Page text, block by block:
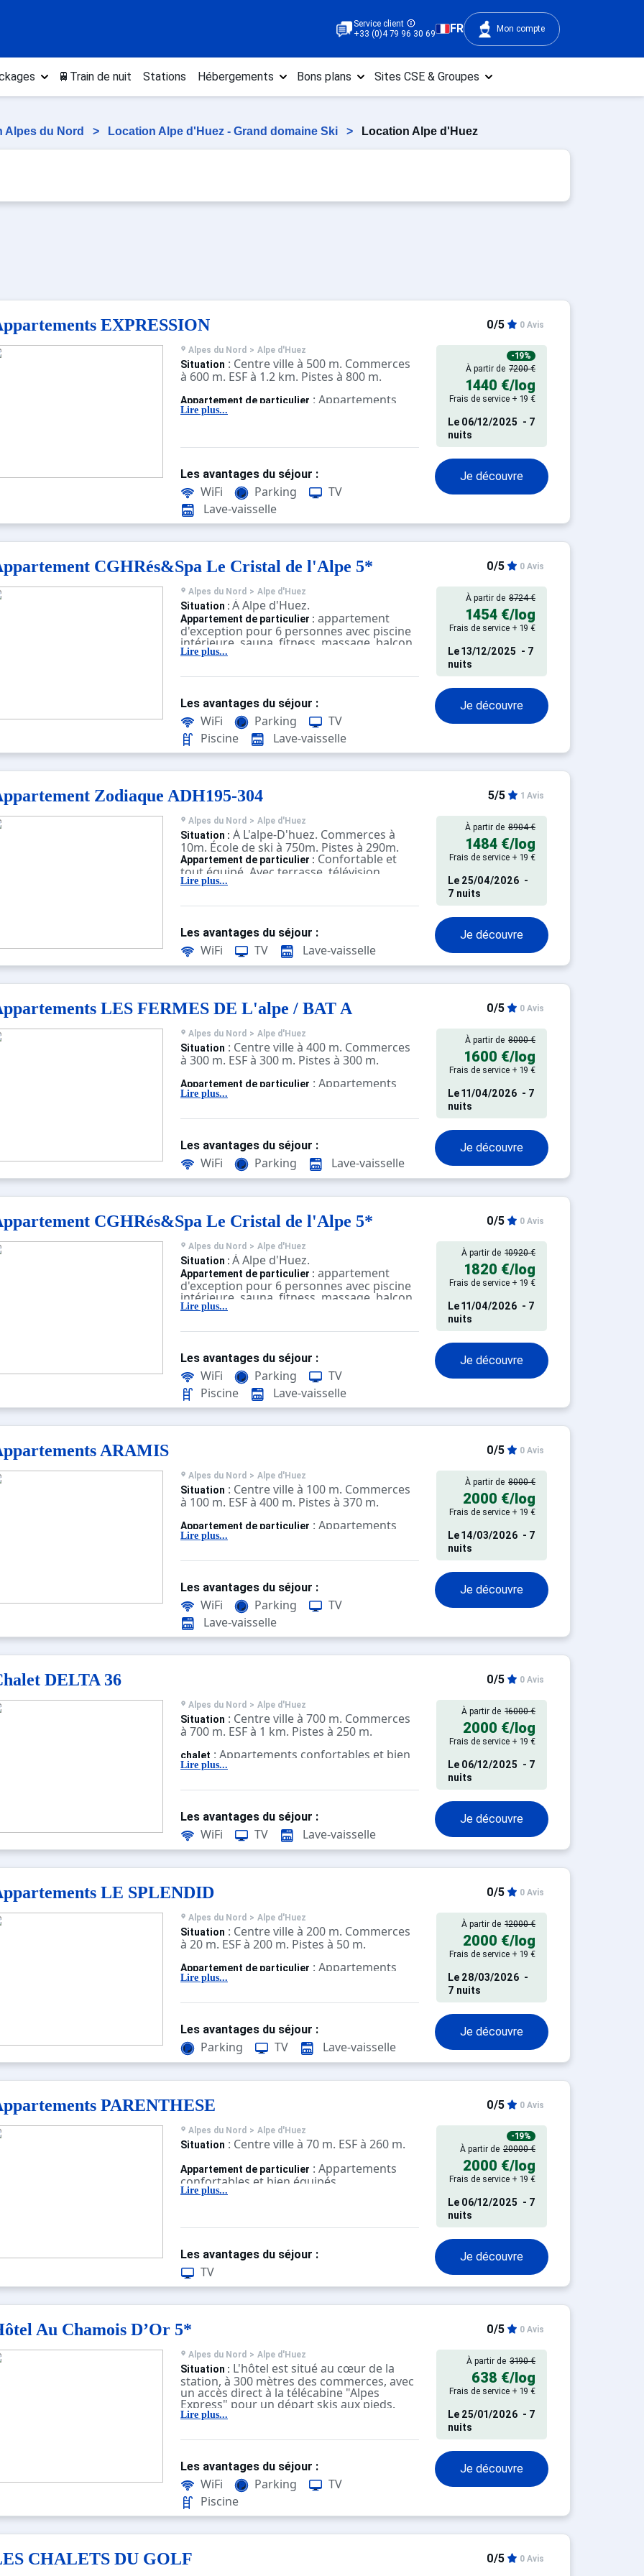
Service client
+33 (0)4 79 96 30 69
FR Mon compte
🚆Train de nuit Stations Hébergements Bons plans Sites CSE & Groupes
Alpes du Nord > Location Alpe d'Huez - Grand domaine Ski > Location Alpe d'Huez
EXPRESSION 0/5 0 Avis
Alpes du Nord > Alpe d'Huez
Situation : Centre ville à 500 m. Commerces
à 600 m. ESF à 1.2 km. Pistes à 800 m.
Appartement de particulier : Appartements
confortables et bien équipés
Lire plus...
-19%
À partir de 7200 €
1440 €/log
Frais de service + 19 €
Le 06/12/2025 - 7
nuits
Je découvre
Les avantages du séjour :
WiFi Parking
TV
Lave-vaisselle
CGHRés&Spa Le Cristal de l'Alpe 5* 0/5 0 Avis
Alpes du Nord > Alpe d'Huez
Situation : À Alpe d'Huez.
Appartement de particulier : appartement
d'exception pour 6 personnes avec piscine
intérieure, sauna, fitness, massage, balcon.
Lire plus...
À partir de 8724 €
1454 €/log
Frais de service + 19 €
Le13/12/2025 - 7
nuits
Je découvre
Les avantages du séjour :
WiFi Parking
TV
Piscine
Lave-vaisselle
Zodiaque ADH195-304 5/5 1 Avis
Alpes du Nord > Alpe d'Huez
Situation : À L'alpe-D'huez. Commerces à
10m. École de ski à 750m. Pistes à 290m.
Appartement de particulier : Confortable et
tout équipé. Avec terrasse, télévision.
Lire plus...
À partir de 8904 €
1484 €/log
Frais de service + 19 €
Le 25/04/2026 -
7 nuits
Je découvre
Les avantages du séjour :
WiFi TV Lave-vaisselle
LES FERMES DE L'alpe / BAT A 0/5 0 Avis
Alpes du Nord > Alpe d'Huez
Situation : Centre ville à 400 m. Commerces
à 300 m. ESF à 300 m. Pistes à 300 m.
Appartement de particulier : Appartements
confortables et bien équipés
Lire plus...
À partir de 8000 €
1600 €/log
Frais de service + 19 €
Le11/04/2026 - 7
nuits
Je découvre
Les avantages du séjour :
WiFi Parking Lave-vaisselle
CGHRés&Spa Le Cristal de l'Alpe 5* 0/5 0 Avis
Alpes du Nord > Alpe d'Huez
Situation : À Alpe d'Huez.
Appartement de particulier : appartement
d'exception pour 6 personnes avec piscine
intérieure, sauna, fitness, massage, balcon.
Lire plus...
À partir de 10920 €
1820 €/log
Frais de service + 19 €
Le11/04/2026 - 7
nuits
Je découvre
Les avantages du séjour :
WiFi Parking
TV
Piscine
Lave-vaisselle
ARAMIS 0/5 0 Avis
Alpes du Nord > Alpe d'Huez
Situation : Centre ville à 100 m. Commerces
à 100 m. ESF à 400 m. Pistes à 370 m.
Appartement de particulier : Appartements
confortables et bien équipés
Lire plus...
À partir de 8000 €
2000 €/log
Frais de service + 19 €
Le14/03/2026 - 7
nuits
Je découvre
Les avantages du séjour :
WiFi Parking
TV
Lave-vaisselle
DELTA 36 0/5 0 Avis
Alpes du Nord > Alpe d'Huez
Situation : Centre ville à 700 m. Commerces
à 700 m. ESF à 1 km. Pistes à 250 m.
chalet : Appartements confortables et bien
équipés
Lire plus...
À partir de 16000 €
2000 €/log
Frais de service + 19 €
Le 06/12/2025 - 7
nuits
Je découvre
Les avantages du séjour :
WiFi TV Lave-vaisselle
LE SPLENDID 0/5 0 Avis
Alpes du Nord > Alpe d'Huez
Situation : Centre ville à 200 m. Commerces
à 20 m. ESF à 200 m. Pistes à 50 m.
Appartement de particulier : Appartements
confortables et bien équipés
Lire plus...
À partir de 12000 €
2000 €/log
Frais de service + 19 €
Le 28/03/2026 -
7 nuits
Je découvre
Les avantages du séjour :
Parking TV Lave-vaisselle
PARENTHESE 0/5 0 Avis
Alpes du Nord > Alpe d'Huez
Situation : Centre ville à 70 m. ESF à 260 m.
Appartement de particulier : Appartements
confortables et bien équipés
Lire plus...
-19%
À partir de 20000 €
2000 €/log
Frais de service + 19 €
Le 06/12/2025 - 7
nuits
Je découvre
Les avantages du séjour :
TV
Au Chamois D’Or 5* 0/5 0 Avis
Alpes du Nord > Alpe d'Huez
Situation : L'hôtel est situé au cœur de la
station, à 300 mètres des commerces, avec
un accès direct à la télécabine "Alpes
Express" pour un départ skis aux pieds.
Hôtel :Au style authentique, l'hôtel propose
sur les montagnes. L'accès à l'espace bien-
est inclus.
Restauration : Formule petit-déjeuner ou
demi-pension incluses, selon vos envies.
Lire plus...
À partir de 3190 €
638 €/log
Frais de service + 19 €
Le 25/01/2026 - 7
nuits
Je découvre
Les avantages du séjour :
WiFi Parking
TV
Piscine
CHALETS DU GOLF 0/5 0 Avis